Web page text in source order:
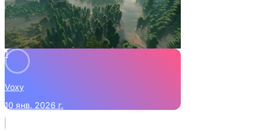
1
Voxy
10 янв. 2026 г.